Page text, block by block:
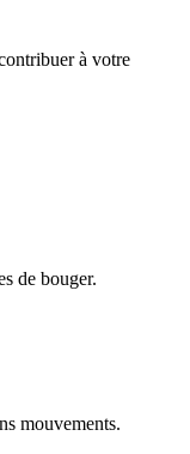
à votre
de bouger.
mouvements.